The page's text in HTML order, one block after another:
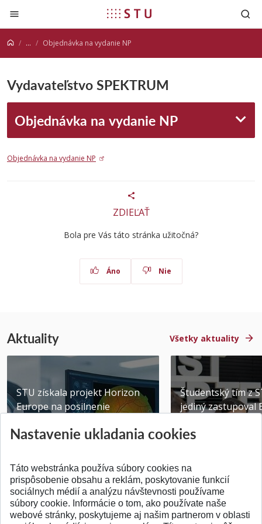
Prejsť na obsah
... Objednávka na vydanie NP
Vydavateľstvo SPEKTRUM
Objednávka na vydanie NP
Objednávka na vydanie NP
ZDIEĽAŤ
Bola pre Vás táto stránka užitočná?
Áno Nie
Aktuality Všetky aktuality
STU získala projekt Horizon
Europe na posilnenie
Publikované 31.07.2026
Študentský tím z
jediný zastupoval
Publikované
SPÄŤ NA VRCH
Nastavenie ukladania cookies
Táto webstránka používa súbory cookies na
prispôsobenie obsahu a reklám, poskytovanie funkcií
sociálnych médií a analýzu návštevnosti používame
súbory cookie. Informácie o tom, ako používate naše
webové stránky, poskytujeme aj našim partnerom v oblasti